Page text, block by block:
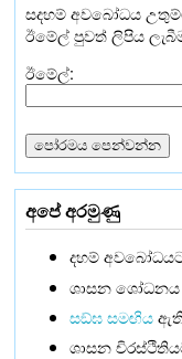
සදහම් අවබෝධය
ඊමේල් පුවත් ලිපිය
ඊමේල්:
අපේ අරමුණු
දහම්
ශාසන ශෝධනය
සඞ්‌ඝ සමඟිය
ශාසන